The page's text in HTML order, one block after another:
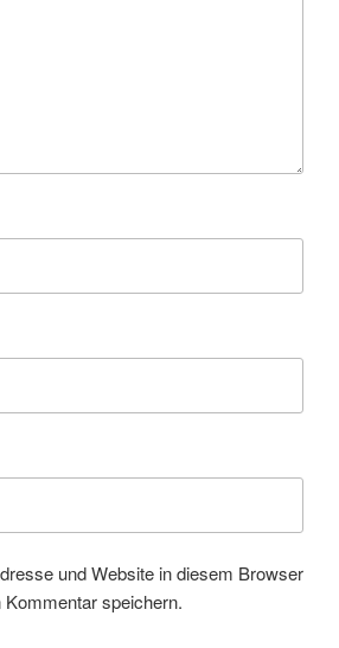
und Website in diesem Browser
speichern.